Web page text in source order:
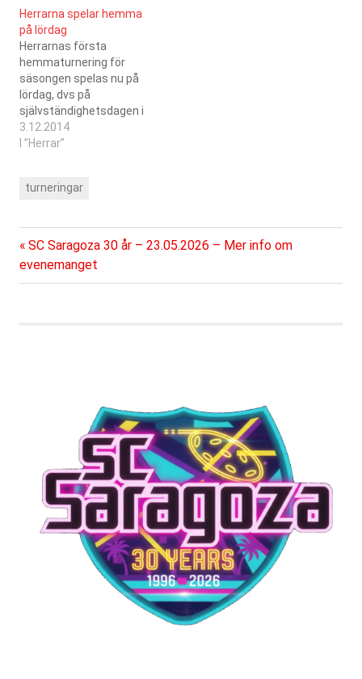
Saragoza har aldrig mött
något av lagen tidigare.
Herrarna spelar hemma
på lördag
Herrarnas första
hemmaturnering för
säsongen spelas nu på
lördag, dvs på
självständighetsdagen i
Kristinahallen. Laget
möter Ryhti från Kurikka i
varit en rätt frekvent
lopp och nu spelas
faktiskt det 21 mötet
lagen emellan i
förbundets serier. Av de
3.12.2014
I ”Herrar”
turneringar
Inläggsnavigering
Föregående
inlägg:
SC Saragoza 30 år – 23.05.2026 – Mer info om
evenemanget